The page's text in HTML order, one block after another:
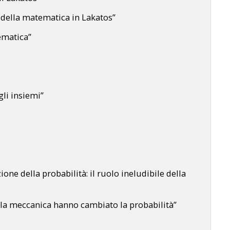
matematica in Lakatos”
insiemi”
della probabilità: il ruolo ineludibile della
hanno cambiato la probabilità”